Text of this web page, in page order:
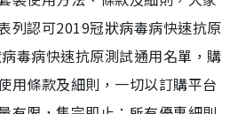
列認可2019冠狀病毒病快速抗原
毒病快速抗原測試通用名單，購
用條款及細則，一切以訂購平台